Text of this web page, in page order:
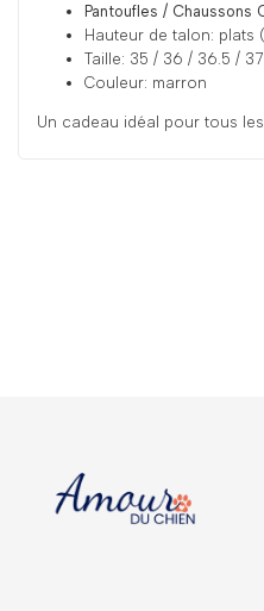
Pantoufles / Chaussons
Hauteur de talon: plats
Taille: 35 / 36 / 36.5 /
Couleur: marron
Un cadeau idéal pour tous les